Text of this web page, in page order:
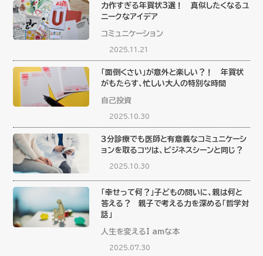
力作すぎる年賀状3選！ 真似したくなるユ
ニークなアイデア
コミュニケーション
2025.11.21
「面倒くさい」が意外と楽しい？！ 年賀状
がもたらす、忙しい大人の特別な時間
自己投資
2025.10.30
３分診療でも医師と有意義なコミュニケーシ
ョンを取るコツは、ビジネスシーンと同じ？
2025.10.30
「幸せって何？」子どもの問いに、親は何と
答える？ 親子で考える力を深める「哲学対
話」
人生を変えるI amな本
2025.07.30